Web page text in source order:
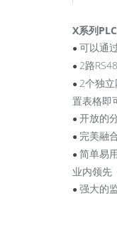
X系列
● 可以通
● 2路
● 2个独
置表格即
● 开放的
● 完美融
● 简单易
业内领先
● 强大的